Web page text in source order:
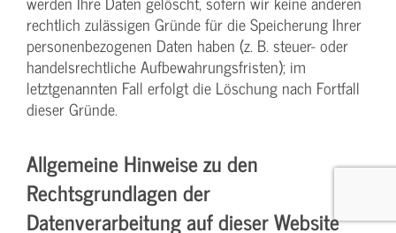
rechtlich zulässigen Gründe für die Speicherung Ihrer
personenbezogenen Daten haben (z. B. steuer- oder
handelsrechtliche Aufbewahrungsfristen); im
letztgenannten Fall erfolgt die Löschung nach Fortfall
dieser Gründe.
Allgemeine Hinweise zu den
Rechtsgrundlagen der
Datenverarbeitung auf dieser Website